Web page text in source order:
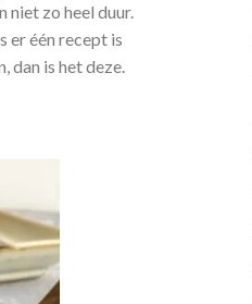
niet zo heel duur.
er één recept is
dan is het deze.